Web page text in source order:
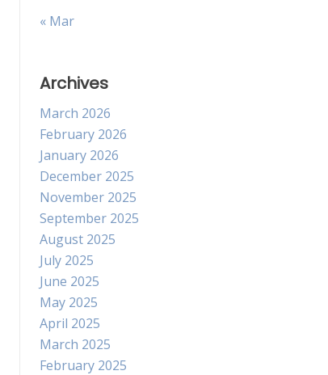
« Mar
Archives
March 2026
February 2026
January 2026
December 2025
November 2025
September 2025
August 2025
July 2025
June 2025
May 2025
April 2025
March 2025
February 2025